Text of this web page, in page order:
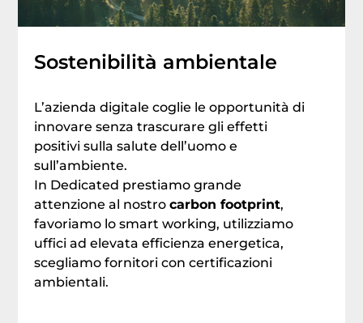
Sostenibilità ambientale
L’azienda digitale coglie le opportunità di
innovare senza trascurare gli effetti
positivi sulla salute dell’uomo e
sull’ambiente.
In Dedicated prestiamo grande
attenzione al nostrocarbon footprint,
favoriamo lo smart working, utilizziamo
uffici ad elevata efficienza energetica,
scegliamo fornitori con certificazioni
ambientali.